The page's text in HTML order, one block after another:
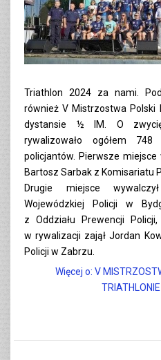
Triathlon 2024 za nami.
również V Mistrzostwa Polski
dystansie ½ IM. O
rywalizowało ogółem
policjantów. Pierwsze
Bartosz Sarbak z Komisariatu
Drugie miejsce
Wojewódzkiej Policji w
z Oddziału Prewencji
w rywalizacji zajął Jordan
Policji w Zabrzu.
Więcej o: V